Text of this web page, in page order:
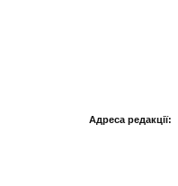
Адреса редакції: